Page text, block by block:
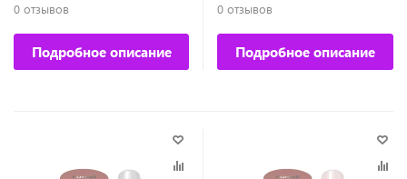
0 отзывов
Подробное описание
0 отзывов
Подробное описание